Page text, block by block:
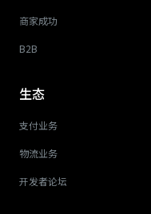
商家成功
B2B
生态
支付业务
物流业务
开发者论坛